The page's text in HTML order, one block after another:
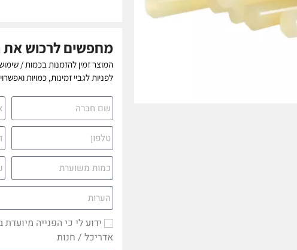
מחפשים לרכוש את
המוצר זמין להזמנות בכמות /
לפניות לגביי זמינות, כמויות
ידוע לי כי הפנייה
אדריכל / חנות